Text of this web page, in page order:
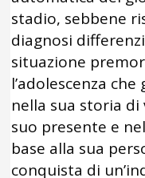
stadio, sebbene
diagnosi
situazione
l’adolescenza
nella sua storia
suo presente e
base alla sua
conquista di